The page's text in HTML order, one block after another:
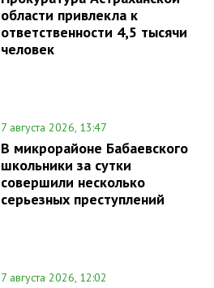
области привлекла к
ответственности 4,5 тысячи
человек
7 августа 2026, 13:47
В микрорайоне Бабаевского
школьники за сутки
совершили несколько
серьезных преступлений
7 августа 2026, 12:02